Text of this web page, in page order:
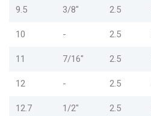
9.5 3/8" 2.5
10 - 2.5
11 7/16" 2.5
12 - 2.5
12.7 1/2" 2.5